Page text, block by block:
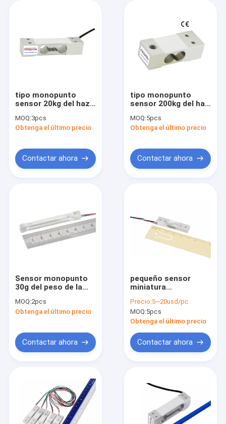
tipo monopunto
sensor 20kg del haz
3kg 10kg de la célula
de carga
MOQ:3pcs
Obtenga el último precio
Contactar ahora
tipo monopunto
sensor 200kg del haz
50kg 100kg del peso
MOQ:5pcs
Obtenga el último precio
Contactar ahora
Sensor monopunto
30g del peso de la
capacidad baja
monopunto baja de
MOQ:2pcs
Obtenga el último precio
Contactar ahora
pequeño sensor
miniatura
peso de la célula de
carga 2lb 1lb
Precio:5~20usd/pc
MOQ:5pcs
Obtenga el último precio
Contactar ahora